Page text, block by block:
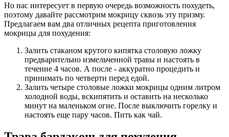
Но нас интересует в первую очередь возможность похудеть,
поэтому давайте рассмотрим мокрицу сквозь эту призму.
Предлагаем вам два отличных рецепта приготовления
мокрицы для похудения:
Залить стаканом крутого кипятка столовую ложку
предварительно измельченной травы и настоять в
течение 4 часов. А после - аккуратно процедить и
принимать по четверти перед едой.
Залить четыре столовые ложки мокрицы одним литром
холодной воды, вскипятить и оставить на несколько
минут на маленьком огне. После выключить горелку и
настоять еще пару часов. Пить как чай.